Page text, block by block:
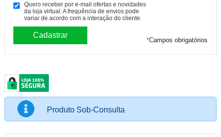
Quero receber por e-mail ofertas e novidades
da loja virtual. A frequência de envios pode
variar de acordo com a interação do cliente.
*Campos obrigatórios
Produto Sob-Consulta